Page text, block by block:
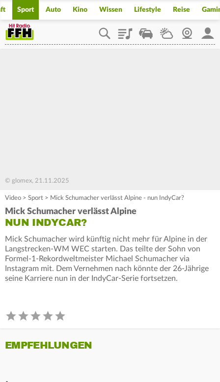
Sport Auto Kino Wissen Lifestyle Reise
PlaylistStaupilotWetterWebcam
© glomex, 21.11.2025
Video > Sport > Mick Schumacher verlässt Alpine - nun IndyCar?
Mick Schumacher verlässt Alpine
NUN INDYCAR?
Mick Schumacher wird künftig nicht mehr für Alpine in der
Langstrecken-WM WEC starten. Das teilte der Sohn von
Formel-1-Rekordweltmeister Michael Schumacher via
Instagram mit. Dem Vernehmen nach könnte der 26-Jährige
seine Karriere nun in der IndyCar-Serie fortsetzen.
EMPFEHLUNGEN